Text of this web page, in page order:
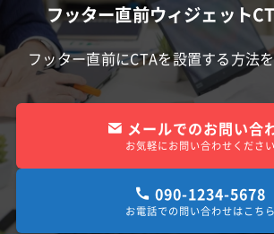
フッター直前ウィジェット
フッター直前にCTAを設置する方法を
メールでのお問い合
お気軽にお問い合わせください
090-1234-5678
お電話での問い合わせはこちら